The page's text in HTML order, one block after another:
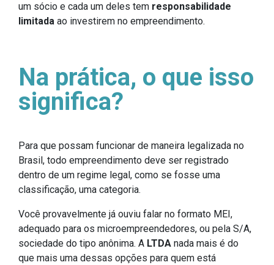
um sócio e cada um deles tem responsabilidade
limitada ao investirem no empreendimento.
Na prática, o que isso
significa?
Para que possam funcionar de maneira legalizada no
Brasil, todo empreendimento deve ser registrado
dentro de um regime legal, como se fosse uma
classificação, uma categoria.
Você provavelmente já ouviu falar no formato MEI,
adequado para os microempreendedores, ou pela S/A,
sociedade do tipo anônima. A LTDA nada mais é do
que mais uma dessas opções para quem está